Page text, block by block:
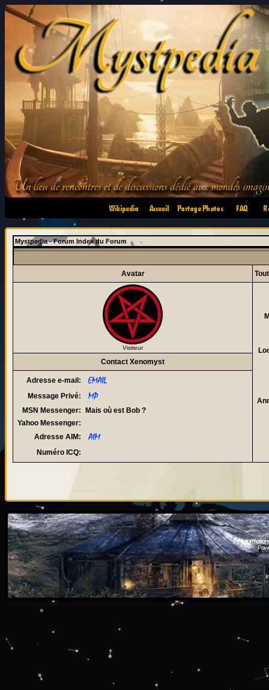
•
Mystpedia - Forum Index du Forum
Avatar
Visiteur
Contact Xenomyst
Adresse e-mail:
Message Privé:
MSN Messenger:
Mais où est Bob ?
Yahoo Messenger:
Adresse AIM:
Numéro ICQ: